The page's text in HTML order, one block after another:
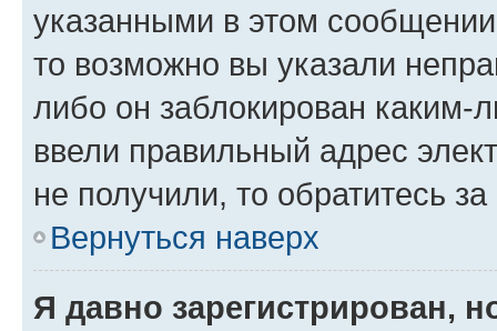
указанными в этом
то возможно вы указали
либо он заблокирован
ввели правильный адрес
не получили, то обратитесь
Вернуться наверх
Я давно зарегистрирован,